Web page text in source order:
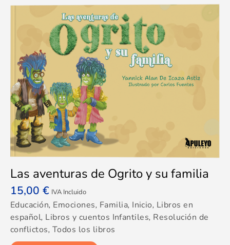
Las aventuras de Ogrito y su familia
15,00 € IVA Incluido
Educación, Emociones, Familia, Inicio, Libros en
español, Libros y cuentos Infantiles, Resolución de
conflictos, Todos los libros